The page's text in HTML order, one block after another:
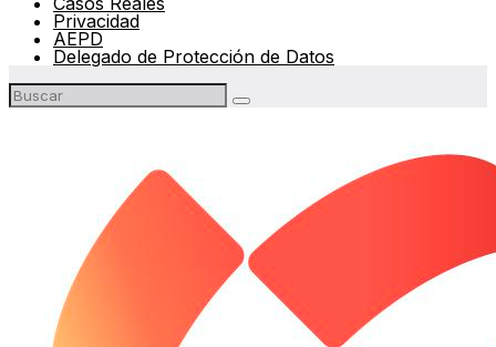
Privacidad
AEPD
Delegado de Protección de Datos